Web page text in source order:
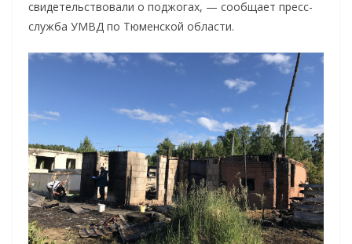
свидетельствовали о поджогах, — сообщает пресс-
служба УМВД по Тюменской области.